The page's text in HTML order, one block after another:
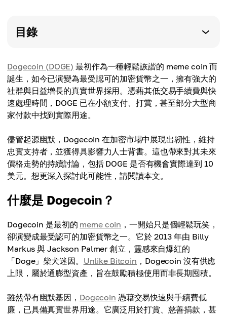
目錄
Dogecoin (DOGE) 最初作為一種輕鬆詼諧的 meme coin 而
誕生，如今已演變為最受認可的加密貨幣之一，擁有強大的
社群與日益增長的真實世界採用。憑藉其低交易手續費與快
速處理時間，DOGE 已在小額支付、打賞，甚至部分大型商
家付款中找到實際用途。
儘管起源幽默，Dogecoin 在加密市場中展現出韌性，維持
忠實支持者，並獲得具影響力人士背書。這也帶來對其未來
價格走勢的持續討論，包括 DOGE 是否有機會實際達到 10
美元。想更深入探討此可能性，請閱讀本文。
什麼是 Dogecoin？
Dogecoin 是最初的 meme coin ，一開始只是個輕鬆玩笑，
卻演變成最受認可的加密貨幣之一。它於 2013 年由 Billy
Markus 與 Jackson Palmer 創立，靈感來自爆紅的
「Doge」柴犬迷因。 Unlike Bitcoin ，Dogecoin 沒有供應
上限，屬於通膨型資產，旨在鼓勵積極使用而非長期囤積。
雖然帶有幽默基因， Dogecoin 憑藉交易快速與手續費低
廉，已具備真實世界用途。它廣泛用於打賞、慈善捐款，甚